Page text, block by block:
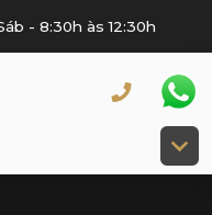
- 8:30h às 12:30h